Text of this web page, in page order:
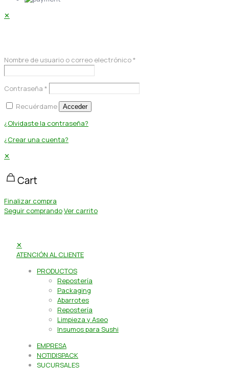
✕
Nombre de usuario o correo electrónico*
Contraseña *
Recuérdame
Acceder
¿Olvidaste la contraseña?
¿Crear una cuenta?
✕
Cart
Finalizar compra
Seguir comprandoVer carrito
✕
ATENCIÓN AL CLIENTE
PRODUCTOS
Repostería
Packaging
Abarrotes
Repostería
Limpieza y Aseo
Insumos para Sushi
EMPRESA
NOTIDISPACK
SUCURSALES